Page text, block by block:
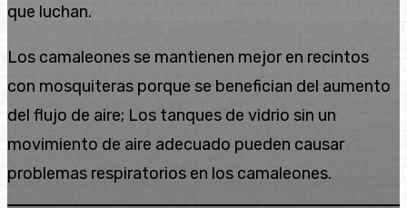
que luchan.
Los camaleones se mantienen mejor en recintos
con mosquiteras porque se benefician del aumento
del flujo de aire; Los tanques de vidrio sin un
movimiento de aire adecuado pueden causar
problemas respiratorios en los camaleones.